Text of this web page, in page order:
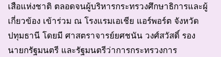
เสือแห่งชาติ ตลอดจนผู้บริหารกระทรวงศึกษาธิการและผู้
เกี่ยวข้อง เข้าร่วม ณ โรงแรมเอเชีย แอร์พอร์ต จังหวัด
ปทุมธานี โดยมี ศาสตราจารย์ยศชนัน วงศ์สวัสดิ์ รอง
นายกรัฐมนตรี และรัฐมนตรีว่าการกระทรวงการ